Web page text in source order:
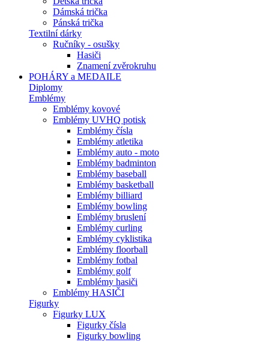
Dámská trička
Pánská trička
Textilní dárky
Ručníky - osušky
Hasiči
Znamení zvěrokruhu
POHÁRY a MEDAILE
Diplomy
Emblémy
Emblémy kovové
Emblémy UVHQ potisk
Emblémy čísla
Emblémy atletika
Emblémy auto - moto
Emblémy badminton
Emblémy baseball
Emblémy basketball
Emblémy billiard
Emblémy bowling
Emblémy bruslení
Emblémy curling
Emblémy cyklistika
Emblémy floorball
Emblémy fotbal
Emblémy golf
Emblémy hasiči
Emblémy HASIČI
Figurky
Figurky LUX
Figurky čísla
Figurky bowling